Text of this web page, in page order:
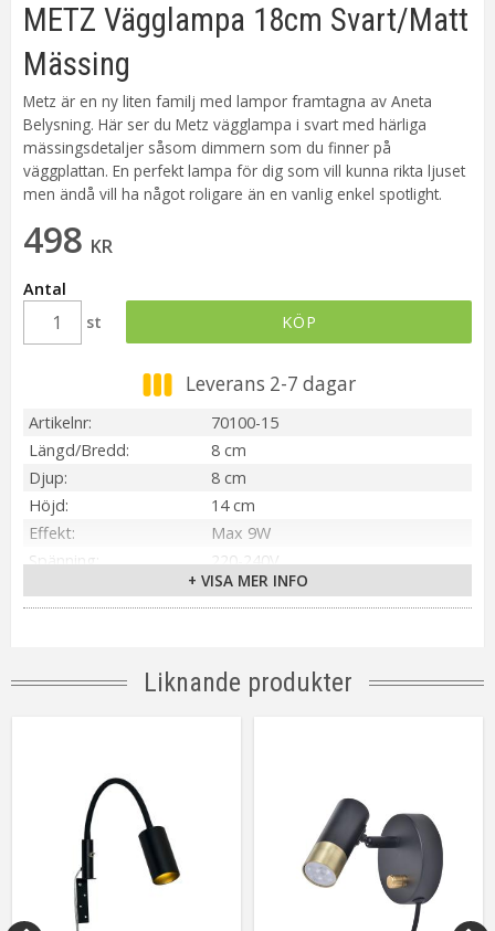
METZ Vägglampa 18cm Svart/Matt
Mässing
Metz är en ny liten familj med lampor framtagna av Aneta
Belysning. Här ser du Metz vägglampa i svart med härliga
mässingsdetaljer såsom dimmern som du finner på
väggplattan. En perfekt lampa för dig som vill kunna rikta ljuset
men ändå vill ha något roligare än en vanlig enkel spotlight.
498 KR
Antal
st
KÖP
Leverans 2-7 dagar
Artikelnr
70100-15
Längd/Bredd
8 cm
Djup
8 cm
Höjd
14 cm
Effekt
Max 9W
Spänning
220-240V
IP20
Material / Färg
Svart/Matt Mässing
GU10
Ja
Övriga mått
Anslutning
Tillverkare
Aneta Belysning AB
+ VISA MER INFO
Liknande produkter